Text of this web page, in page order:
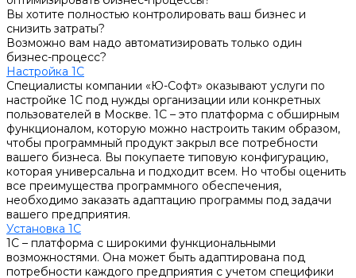
Вы хотите полностью контролировать ваш бизнес и
снизить затраты?
Возможно вам надо автоматизировать только один
бизнес-процесс?
Настройка 1С
Специалисты компании «Ю-Софт» оказывают услуги по
настройке 1С под нужды организации или конкретных
пользователей в Москве. 1С – это платформа с обширным
функционалом, которую можно настроить таким образом,
чтобы программный продукт закрыл все потребности
вашего бизнеса. Вы покупаете типовую конфигурацию,
которая универсальна и подходит всем. Но чтобы оценить
все преимущества программного обеспечения,
необходимо заказать адаптацию программы под задачи
вашего предприятия.
Установка 1С
1С – платформа с широкими функциональными
возможностями. Она может быть адаптирована под
потребности каждого предприятия с учетом специфики